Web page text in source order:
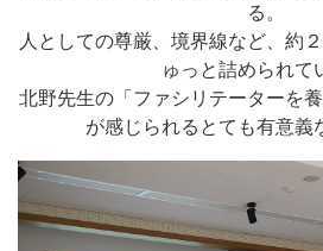
る。
人としての尊厳、境界線など、約
ゅっと詰められて
北野先生の「ファシリテーターを
が感じられるとても有意義